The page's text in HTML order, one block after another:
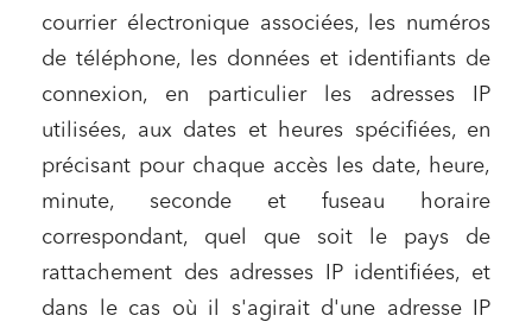
courrier électronique associées, les numéros
de téléphone, les données et identifiants de
connexion, en particulier les adresses IP
utilisées, aux dates et heures spécifiées, en
précisant pour chaque accès les date, heure,
minute, seconde et fuseau horaire
correspondant, quel que soit le pays de
rattachement des adresses IP identifiées, et
dans le cas où il s'agirait d'une adresse IP